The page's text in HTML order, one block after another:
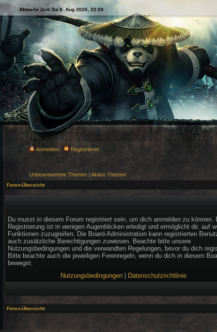
Aktuelle Zeit: Sa 8. Aug 2026, 22:50
Anmelden Registrieren
Unbeantwortete Themen | Aktive Themen
Foren-Übersicht
Du musst in diesem Forum registriert sein, um dich anmelden zu können.
Registrierung ist in wenigen Augenblicken erledigt und ermöglicht dir, auf
Funktionen zuzugreifen. Die Board-Administration kann registrierten
auch zusätzliche Berechtigungen zuweisen. Beachte bitte unsere
Nutzungsbedingungen und die verwandten Regelungen, bevor du dich
Bitte beachte auch die jeweiligen Forenregeln, wenn du dich in diesem
bewegst.
Nutzungsbedingungen
Datenschutzrichtlinie
Foren-Übersicht